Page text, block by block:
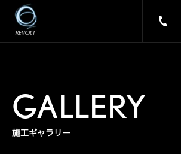
GALLERY
施工ギャラリー